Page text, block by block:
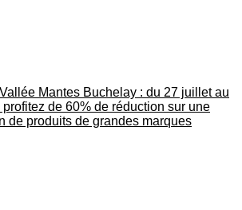
Mantes Buchelay : du 27 juillet au
profitez de 60% de réduction sur une
de produits de grandes marques